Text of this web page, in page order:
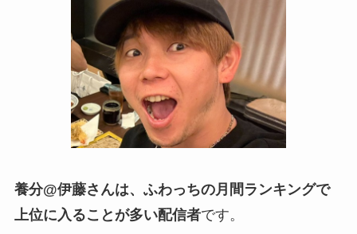
養分@伊藤さんは、ふわっちの月間ランキングで
上位に入ることが多い配信者です。